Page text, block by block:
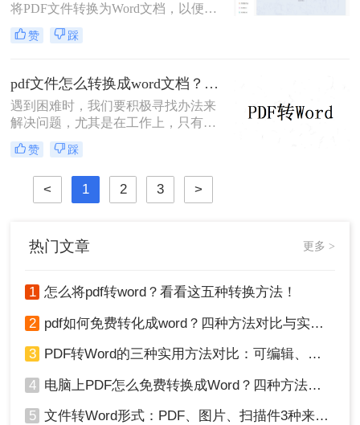
将PDF文件转换为Word文档，以便于
编辑、修改或格式调整。那么PDF文
件怎么转换成Word呢？本文将为您介
详细解释每一步骤。
赞 踩
pdf文件怎么转换成word文档？分享两个实用免费的方法
遇到困难时，我们要积极寻找办法来
解决问题，尤其是在工作上，只有在
遇到问题后，才能更好的完成工作，
拿文件转换问题来说，遇到难以转换
的文件格式，我们只要积极寻找办法
就可以很容易地完成转换。那么pdf文
件怎么转换成word文档，给大家介绍
的转换方法。
赞 踩
< 1 2 3 >
热门文章 更多 >
1 怎么将pdf转word？看看这五种转换方法！
2 pdf如何免费转化成word？四种方法对比与实操指南（附详细表格）
3 PDF转Word的三种实用方法对比：可编辑、保格式、避风险！
4 电脑上PDF怎么免费转换成Word？四种方法对比与实操指南（附详细表格）!
5 文件转Word形式：PDF、图片、扫描件3种来源分别怎么处理！